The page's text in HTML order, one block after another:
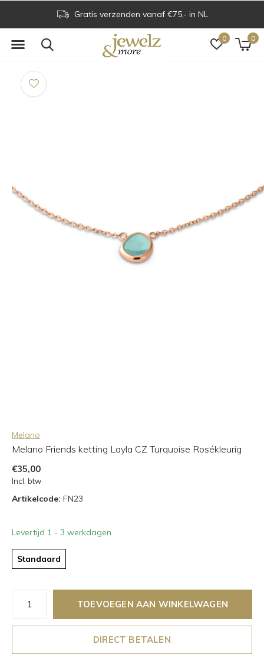
0 0
Gratis verzenden vanaf €75,- in NL
Melano
Melano Friends ketting Layla CZ Turquoise Rosékleurig
€35,00
Incl. btw
Artikelcode: FN23
Levertijd 1 - 3 werkdagen
Standaard
TOEVOEGEN AAN WINKELWAGEN
DIRECT BETALEN